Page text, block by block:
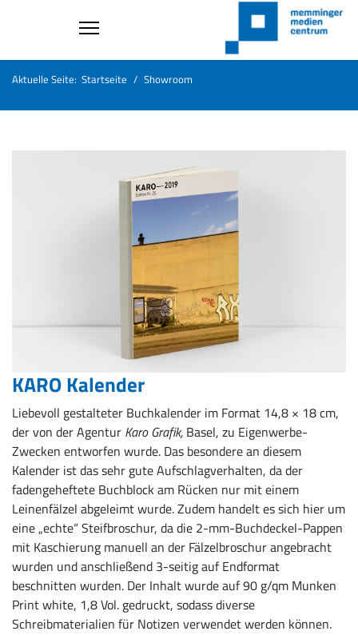
Aktuelle Seite: Startseite Showroom
KARO Kalender
Liebevoll gestalteter Buchkalender im Format 14,8 × 18 cm,
der von der Agentur Karo Grafik, Basel, zu Eigenwerbe-
Zwecken entworfen wurde. Das besondere an diesem
Kalender ist das sehr gute Aufschlagverhalten, da der
fadengeheftete Buchblock am Rücken nur mit einem
Leinenfälzel abgeleimt wurde. Zudem handelt es sich hier um
eine „echte“ Steifbroschur, da die 2-mm-Buchdeckel-Pappen
mit Kaschierung manuell an der Fälzelbroschur angebracht
wurden und anschließend 3-seitig auf Endformat
beschnitten wurden. Der Inhalt wurde auf 90 g/qm Munken
Print white, 1,8 Vol. gedruckt, sodass diverse
Schreibmaterialien für Notizen verwendet werden können.